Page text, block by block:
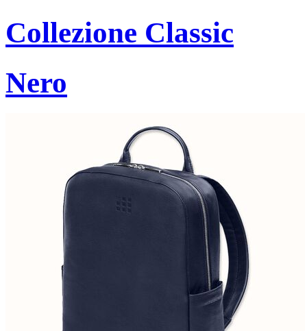
Collezione Classic
Nero